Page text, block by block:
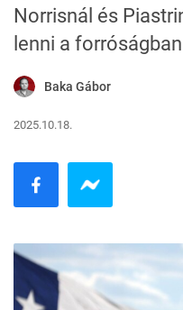
Norrisnál és
lenni a
Baka Gábor
2025.10.18.